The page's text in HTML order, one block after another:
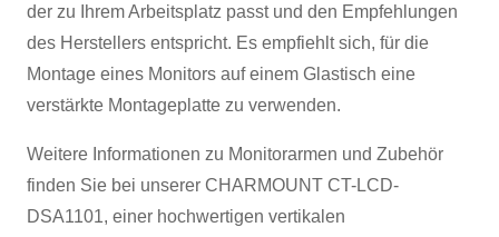
der zu Ihrem Arbeitsplatz passt und den Empfehlungen
des Herstellers entspricht. Es empfiehlt sich, für die
Montage eines Monitors auf einem Glastisch eine
verstärkte Montageplatte zu verwenden.
Weitere Informationen zu Monitorarmen und Zubehör
finden Sie bei unserer CHARMOUNT CT-LCD-
DSA1101, einer hochwertigen vertikalen